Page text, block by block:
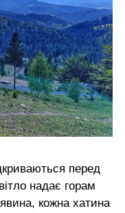
перед
надає горам
кожна хатина